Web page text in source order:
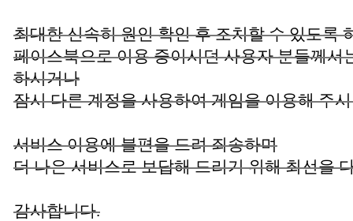
최대한 신속히 원인 확인 후 조치할 수 있도록
페이스북으로 이용 중이시던 사용자 분들께서
하시거나
잠시 다른 계정을 사용하여 게임을 이용해 주
서비스 이용에 불편을 드려 죄송하며
더 나은 서비스로 보답해 드리기 위해 최선을
감사합니다.